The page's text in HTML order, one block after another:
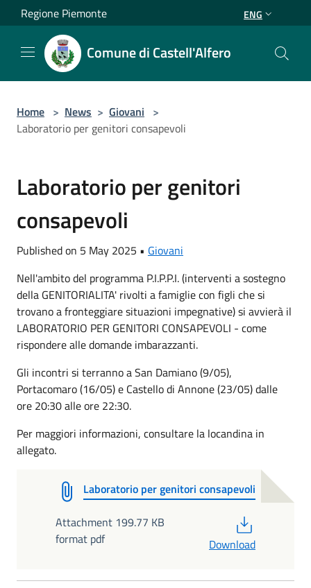
Salta al contenuto principale
Regione Piemonte ENG
Comune di Castell'Alfero
Home > News > Giovani >
Laboratorio per genitori consapevoli
Laboratorio per genitori
consapevoli
Published on 5 May 2025 • Giovani
Nell'ambito del programma P.I.P.P.I. (interventi a sostegno
della GENITORIALITA' rivolti a famiglie con figli che si
trovano a fronteggiare situazioni impegnative) si avvierà il
LABORATORIO PER GENITORI CONSAPEVOLI - come
rispondere alle domande imbarazzanti.
Gli incontri si terranno a San Damiano (9/05),
Portacomaro (16/05) e Castello di Annone (23/05) dalle
ore 20:30 alle ore 22:30.
Per maggiori informazioni, consultare la locandina in
allegato.
Laboratorio per genitori consapevoli
Attachment 199.77 KB
format pdf
Download